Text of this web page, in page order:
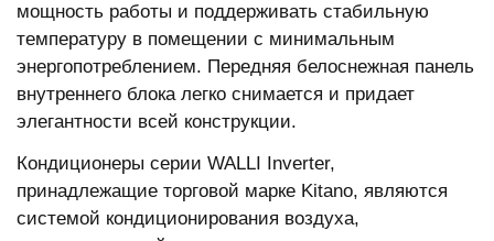
мощность работы и поддерживать стабильную
температуру в помещении с минимальным
энергопотреблением. Передняя белоснежная панель
внутреннего блока легко снимается и придает
элегантности всей конструкции.
Кондиционеры серии WALLI Inverter,
принадлежащие торговой марке Kitano, являются
системой кондиционирования воздуха,